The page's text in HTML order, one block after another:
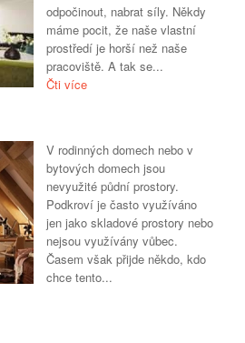
odpočinout, nabrat síly. Někdy
máme pocit, že naše vlastní
prostředí je horší než naše
pracoviště. A tak se...
Čti více
V rodinných domech nebo v
bytových domech jsou
nevyužité půdní prostory.
Podkroví je často využíváno
jen jako skladové prostory nebo
nejsou využívány vůbec.
Časem však přijde někdo, kdo
chce tento...